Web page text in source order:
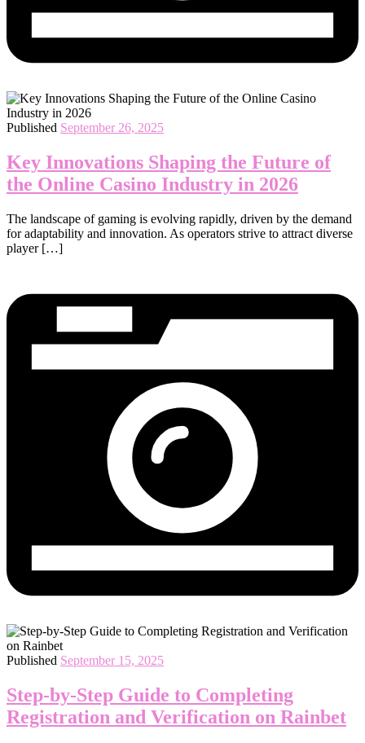
Published September 26, 2025
Key Innovations Shaping the Future of
the Online Casino Industry in 2026
The landscape of gaming is evolving rapidly, driven by the demand
for adaptability and innovation. As operators strive to attract diverse
player […]
Published September 15, 2025
Step-by-Step Guide to Completing
Registration and Verification on Rainbet